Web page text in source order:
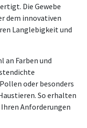
Die Gewebe
dem innovativen
Langlebigkeit und
an Farben und
oder besonders
So erhalten
Anforderungen